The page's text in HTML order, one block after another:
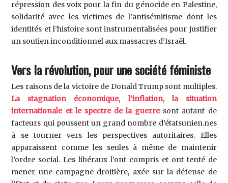
répression des voix pour la fin du génocide en Palestine,
solidarité avec les victimes de l’antisémitisme dont les
identités et l’histoire sont instrumentalisées pour justifier
un soutien inconditionnel aux massacres d’Israël.
Vers la révolution, pour une société féministe
Les raisons de la victoire de Donald Trump sont multiples.
La stagnation économique, l’inflation, la situation
internationale et le spectre de la guerresont autant de
facteurs qui poussent un grand nombre d’étatsunien.nes
à se tourner vers les perspectives autoritaires. Elles
apparaissent comme les seules à même de maintenir
l’ordre social. Les libéraux l’ont compris et ont tenté de
mener une campagne droitière, axée sur la défense de